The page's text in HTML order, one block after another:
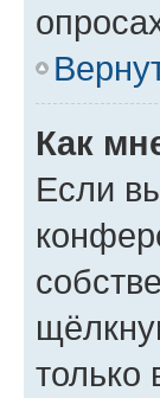
Как
Если
только